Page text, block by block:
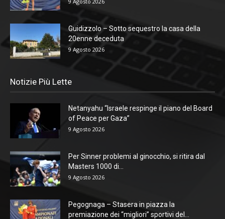
Guidizzolo – Sotto sequestro la casa della
20enne deceduta
9 Agosto 2026
Notizie Più Lette
Netanyahu “Israele respinge il piano del Board
of Peace per Gaza”
9 Agosto 2026
Per Sinner problemi al ginocchio, si ritira dal
Masters 1000 di...
9 Agosto 2026
Pegognaga – Stasera in piazza la
premiazione dei “migliori” sportivi del...